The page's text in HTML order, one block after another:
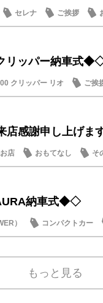
セレナ ご挨拶
ッパー納車式
クリッパー リオ ご挨
店感謝申し上げま
店 おもてなし そ
納車式◆◇
）
コンパクトカー
もっと見る